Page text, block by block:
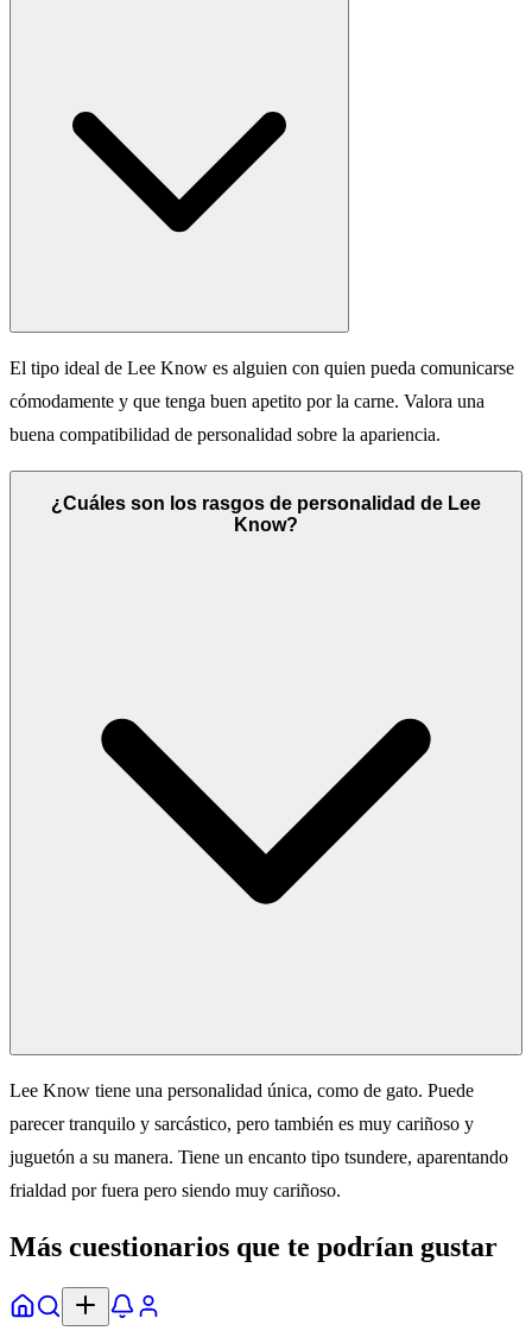
El tipo ideal de Lee Know es alguien con quien pueda comunicarse
cómodamente y que tenga buen apetito por la carne. Valora una
buena compatibilidad de personalidad sobre la apariencia.
¿Cuáles son los rasgos de personalidad de Lee
Know?
Lee Know tiene una personalidad única, como de gato. Puede
parecer tranquilo y sarcástico, pero también es muy cariñoso y
juguetón a su manera. Tiene un encanto tipo tsundere, aparentando
frialdad por fuera pero siendo muy cariñoso.
Más cuestionarios que te podrían gustar
InicioExplorar Alertas